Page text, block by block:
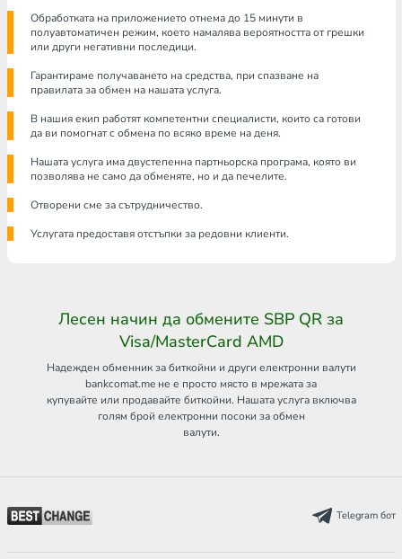
Обработката на приложението отнема до 15 минути в
полуавтоматичен режим, което намалява вероятността от грешки
или други негативни последици.
Гарантираме получаването на средства, при спазване на
правилата за обмен на нашата услуга.
В нашия екип работят компетентни специалисти, които са готови
да ви помогнат с обмена по всяко време на деня.
Нашата услуга има двустепенна партньорска програма, която ви
позволява не само да обменяте, но и да печелите.
Отворени сме за сътрудничество.
Услугата предоставя отстъпки за редовни клиенти.
Лесен начин да обмените SBP QR за
Visa/MasterCard AMD
Надежден обменник за биткойни и други електронни валути
bankcomat.me не е просто място в мрежата за
купувайте или продавайте биткойни. Нашата услуга включва
голям брой електронни посоки за обмен
валути.
Telegram бот